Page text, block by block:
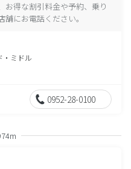
お得な割引料金や予約、乗り
にお電話ください。
・ミドル
0952-28-0100